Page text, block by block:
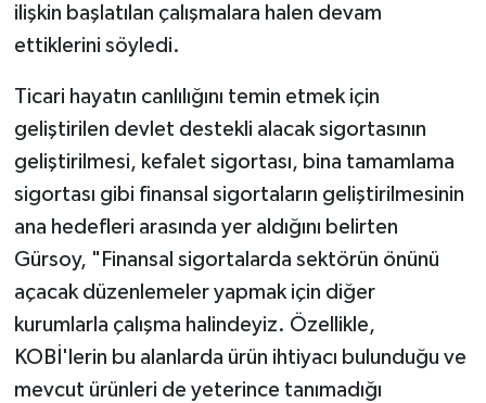
ilişkin başlatılan çalışmalara halen devam
ettiklerini söyledi.
Ticari hayatın canlılığını temin etmek için
geliştirilen devlet destekli alacak sigortasının
geliştirilmesi, kefalet sigortası, bina tamamlama
sigortası gibi finansal sigortaların geliştirilmesinin
ana hedefleri arasında yer aldığını belirten
Gürsoy, "Finansal sigortalarda sektörün önünü
açacak düzenlemeler yapmak için diğer
kurumlarla çalışma halindeyiz. Özellikle,
KOBİ'lerin bu alanlarda ürün ihtiyacı bulunduğu ve
mevcut ürünleri de yeterince tanımadığı